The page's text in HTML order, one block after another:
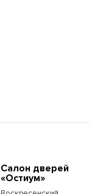
Cалон дверей
«Остиум»